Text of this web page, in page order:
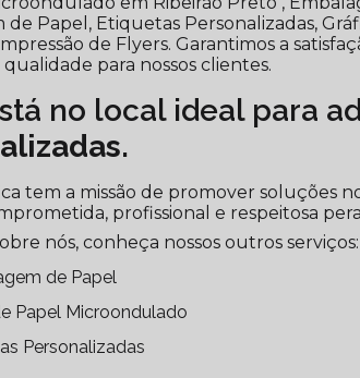
de Papel, Etiquetas Personalizadas,
de Flyers. Garantimos a
para nossos clientes.
no local ideal para
.
tem a missão de promover soluções
profissional e respeitosa
nós, conheça nossos outros serviços:
de Papel
Papel Microondulado
Personalizadas